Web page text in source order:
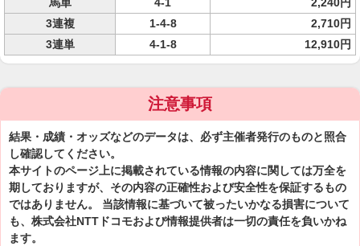
3連複
1-4-8
2,710円
3連単
4-1-8 12,910円
注意事項
結果・成績・オッズなどのデータは、必ず主催者発行のものと照合
し確認してください。
本サイトのページ上に掲載されている情報の内容に関しては万全を
期しておりますが、その内容の正確性および安全性を保証するもの
ではありません。 当該情報に基づいて被ったいかなる損害について
も、株式会社NTTドコモおよび情報提供者は一切の責任を負いかね
ます。